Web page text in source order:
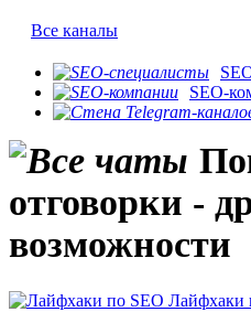
Все каналы
SEO-
отговорки -
возможности
Лайфхаки